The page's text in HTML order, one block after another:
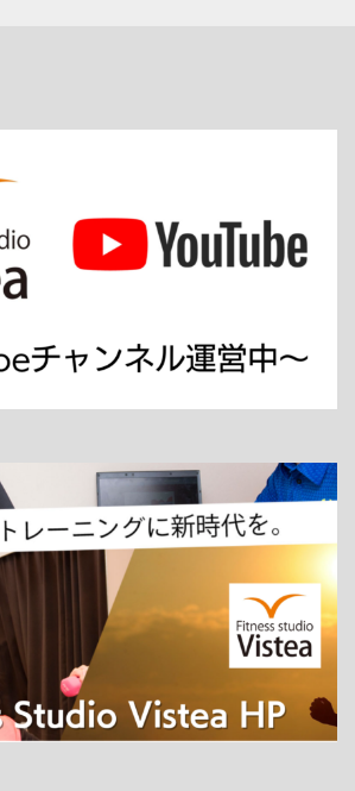
ホーム
パーソナルトレーニング
ダイエット